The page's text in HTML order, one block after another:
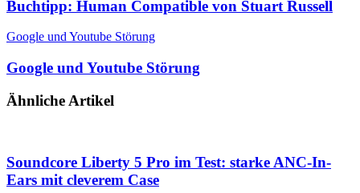
Buchtipp: Human Compatible von Stuart Russell
Google und Youtube Störung
Google und Youtube Störung
Ähnliche Artikel
Soundcore Liberty 5 Pro im Test: starke ANC-In-
Ears mit cleverem Case